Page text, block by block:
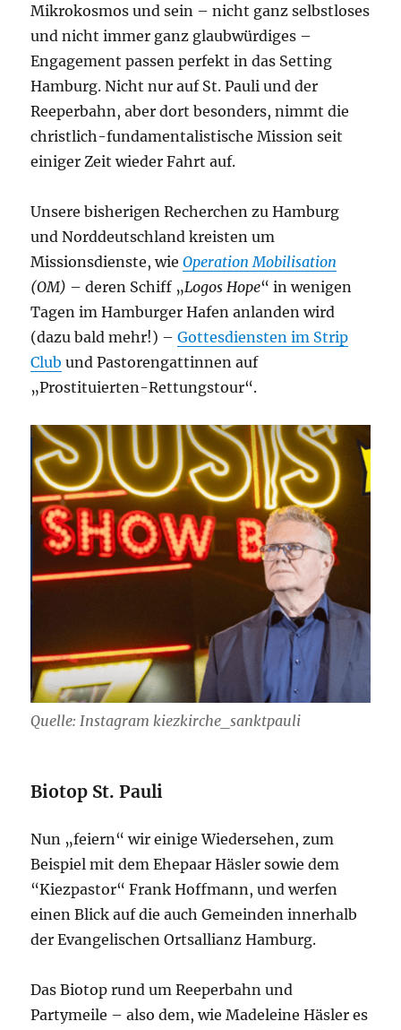
Mikrokosmos und sein – nicht ganz selbstloses
und nicht immer ganz glaubwürdiges –
Engagement passen perfekt in das Setting
Hamburg. Nicht nur auf St. Pauli und der
Reeperbahn, aber dort besonders, nimmt die
christlich-fundamentalistische Mission seit
einiger Zeit wieder Fahrt auf.
Unsere bisherigen Recherchen zu Hamburg
und Norddeutschland kreisten um
Missionsdienste, wieOperation Mobilisation
(OM) – deren Schiff „Logos Hope“ in wenigen
Tagen im Hamburger Hafen anlanden wird
(dazu bald mehr!) –Gottesdiensten im Strip
Club und Pastorengattinnen auf
„Prostituierten-Rettungstour“.
Quelle: Instagram kiezkirche_sanktpauli
Biotop St. Pauli
Nun „feiern“ wir einige Wiedersehen, zum
Beispiel mit dem Ehepaar Häsler sowie dem
“Kiezpastor“ Frank Hoffmann, und werfen
einen Blick auf die auch Gemeinden innerhalb
der Evangelischen Ortsallianz Hamburg.
Das Biotop rund um Reeperbahn und
Partymeile – also dem, wie Madeleine Häsler es